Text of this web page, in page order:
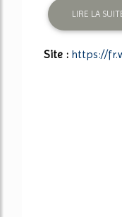
LIRE LA
Site : https://